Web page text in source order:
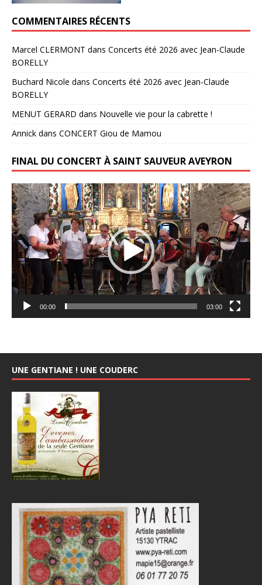
COMMENTAIRES RÉCENTS
Marcel CLERMONT dans Concerts été 2026 avec Jean-Claude
BORELLY
Buchard Nicole dans Concerts été 2026 avec Jean-Claude
BORELLY
MENUT GERARD dans Nouvelle vie pour la cabrette !
Annick dans CONCERT Giou de Mamou
FINAL DU CONCERT À SAINT SAUVEUR AVEYRON
Lecteur
vidéo
00:00 03:00
UNE GENTIANE ! UNE COUDERC